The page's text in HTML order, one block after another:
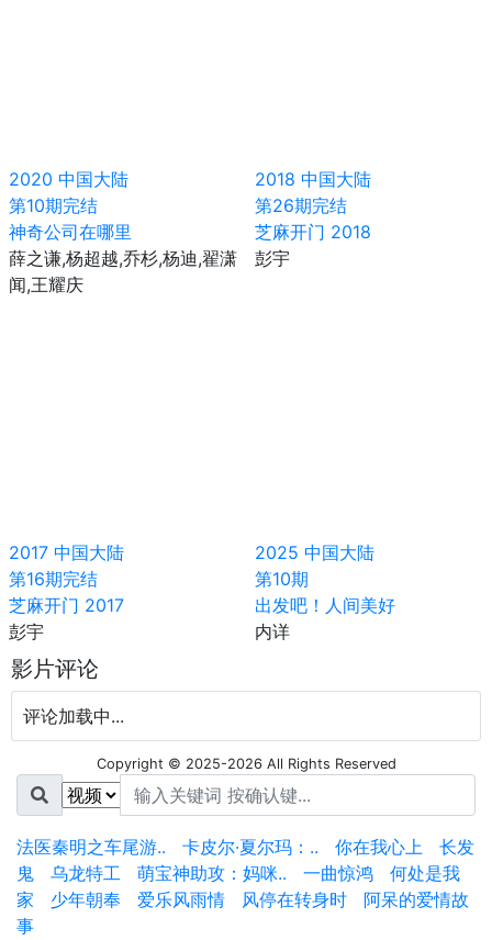
2020 中国大陆
第10期完结
神奇公司在哪里
薛之谦,杨超越,乔杉,杨迪,翟潇
闻,王耀庆
2018 中国大陆
第26期完结
芝麻开门 2018
彭宇
2017 中国大陆
第16期完结
芝麻开门 2017
彭宇
2025 中国大陆
第10期
出发吧！人间美好
内详
影片评论
评论加载中...
Copyright © 2025-2026 All Rights Reserved
法医秦明之车尾游.. 卡皮尔·夏尔玛：.. 你在我心上
长发
鬼
乌龙特工 萌宝神助攻：妈咪.. 一曲惊鸿
何处是我
家
少年朝奉 爱乐风雨情 风停在转身时
阿呆的爱情故
事